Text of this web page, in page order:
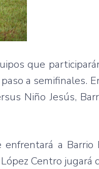
que
a semifinales.
Niño Jesús,
a Barrio
Centro jugará